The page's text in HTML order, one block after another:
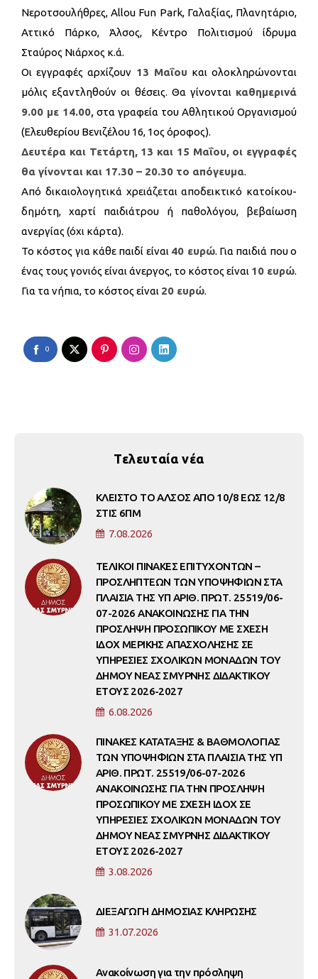
Νεροτσουλήθρες, Allou Fun Park, Γαλαξίας, Πλανητάριο,
Αττικό Πάρκο, Άλσος, Κέντρο Πολιτισμού ίδρυμα
Σταύρος Νιάρχος κ.ά.
Οι εγγραφές αρχίζουν 13 Μαΐου και ολοκληρώνονται
μόλις εξαντληθούν οι θέσεις. Θα γίνονται καθημερινά
9.00 με 14.00, στα γραφεία του Αθλητικού Οργανισμού
(Ελευθερίου Βενιζέλου 16, 1ος όροφος).
Δευτέρα και Τετάρτη, 13 και 15 Μαΐου, οι εγγραφές
θα γίνονται και 17.30 – 20.30 το απόγευμα.
Από δικαιολογητικά χρειάζεται αποδεικτικό κατοίκου-
δημότη, χαρτί παιδιάτρου ή παθολόγου, βεβαίωση
ανεργίας (όχι κάρτα).
To κόστος για κάθε παιδί είναι 40 ευρώ. Για παιδιά που ο
ένας τους γονιός είναι άνεργος, το κόστος είναι 10 ευρώ.
Για τα νήπια, το κόστος είναι 20 ευρώ.
0
Τελευταία νέα
ΚΛΕΙΣΤΟ ΤΟ ΑΛΣΟΣ ΑΠΟ 10/8 ΕΩΣ 12/8
ΣΤΙΣ 6ΠΜ
7.08.2026
ΤΕΛΙΚΟΙ ΠΙΝΑΚΕΣ ΕΠΙΤΥΧΟΝΤΩΝ –
ΠΡΟΣΛΗΠΤΕΩΝ ΤΩΝ ΥΠΟΨΗΦΙΩΝ ΣΤΑ
ΠΛΑΙΣΙΑ ΤΗΣ ΥΠ ΑΡΙΘ. ΠΡΩΤ. 25519/06-
07-2026 ΑΝΑΚΟΙΝΩΣΗΣ ΓΙΑ ΤΗΝ
ΠΡΟΣΛΗΨΗ ΠΡΟΣΩΠΙΚΟΥ ΜΕ ΣΧΕΣΗ
ΙΔΟΧ ΜΕΡΙΚΗΣ ΑΠΑΣΧΟΛΗΣΗΣ ΣΕ
ΥΠΗΡΕΣΙΕΣ ΣΧΟΛΙΚΩΝ ΜΟΝΑΔΩΝ ΤΟΥ
ΔΗΜΟΥ ΝΕΑΣ ΣΜΥΡΝΗΣ ΔΙΔΑΚΤΙΚΟΥ
ΕΤΟΥΣ 2026-2027
6.08.2026
ΠΙΝΑΚΕΣ ΚΑΤΑΤΑΞΗΣ & ΒΑΘΜΟΛΟΓΙΑΣ
ΤΩΝ ΥΠΟΨΗΦΙΩΝ ΣΤΑ ΠΛΑΙΣΙΑ ΤΗΣ ΥΠ
ΑΡΙΘ. ΠΡΩΤ. 25519/06-07-2026
ΑΝΑΚΟΙΝΩΣΗΣ ΓΙΑ ΤΗΝ ΠΡΟΣΛΗΨΗ
ΠΡΟΣΩΠΙΚΟΥ ΜΕ ΣΧΕΣΗ ΙΔΟΧ ΣΕ
ΥΠΗΡΕΣΙΕΣ ΣΧΟΛΙΚΩΝ ΜΟΝΑΔΩΝ ΤΟΥ
ΔΗΜΟΥ ΝΕΑΣ ΣΜΥΡΝΗΣ ΔΙΔΑΚΤΙΚΟΥ
ΕΤΟΥΣ 2026-2027
3.08.2026
ΔΙΕΞΑΓΩΓΗ ΔΗΜΟΣΙΑΣ ΚΛΗΡΩΣΗΣ
31.07.2026
Ανακοίνωση για την πρόσληψη